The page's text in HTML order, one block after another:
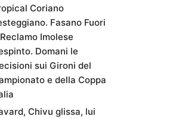
Coriano
Fasano Fuori
Imolese
Domani le
sui Gironi del
e della Coppa
Chivu glissa, lui